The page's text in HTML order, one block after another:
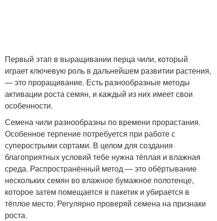
Первый этап в выращивании перца чили, который
играет ключевую роль в дальнейшем развитии растения,
— это проращивание. Есть разнообразные методы
активации роста семян, и каждый из них имеет свои
особенности.
Семена чили разнообразны по времени прорастания.
Особенное терпение потребуется при работе с
суперострыми сортами. В целом для создания
благоприятных условий тебе нужна тёплая и влажная
среда. Распространённый метод — это обёртывание
нескольких семян во влажное бумажное полотенце,
которое затем помещается в пакетик и убирается в
тёплое место. Регулярно проверяй семена на признаки
роста.